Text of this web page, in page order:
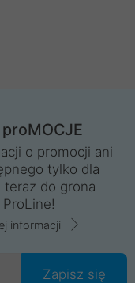
o promocji ani
tylko dla
teraz do grona
informacji
Zapisz się